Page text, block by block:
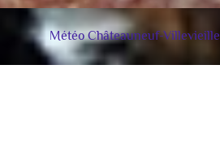
Météo Châteauneuf-Villevieille